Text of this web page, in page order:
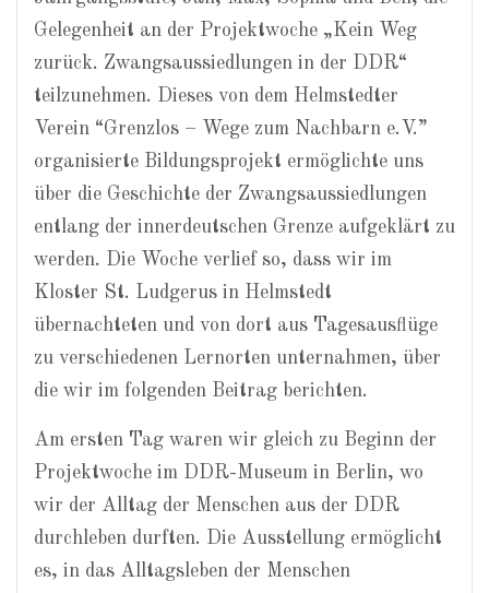
Gelegenheit an der Projektwoche „Kein Weg
zurück. Zwangsaussiedlungen in der DDR“
teilzunehmen. Dieses von dem Helmstedter
Verein “Grenzlos – Wege zum Nachbarn e.V.”
organisierte Bildungsprojekt ermöglichte uns
über die Geschichte der Zwangsaussiedlungen
entlang der innerdeutschen Grenze aufgeklärt zu
werden. Die Woche verlief so, dass wir im
Kloster St. Ludgerus in Helmstedt
übernachteten und von dort aus Tagesausflüge
zu verschiedenen Lernorten unternahmen, über
die wir im folgenden Beitrag berichten.
Am ersten Tag waren wir gleich zu Beginn der
Projektwoche im DDR-Museum in Berlin, wo
wir der Alltag der Menschen aus der DDR
durchleben durften. Die Ausstellung ermöglicht
es, in das Alltagsleben der Menschen